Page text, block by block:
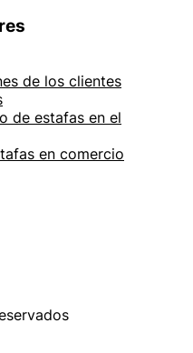
de los clientes
de estafas en el
en comercio